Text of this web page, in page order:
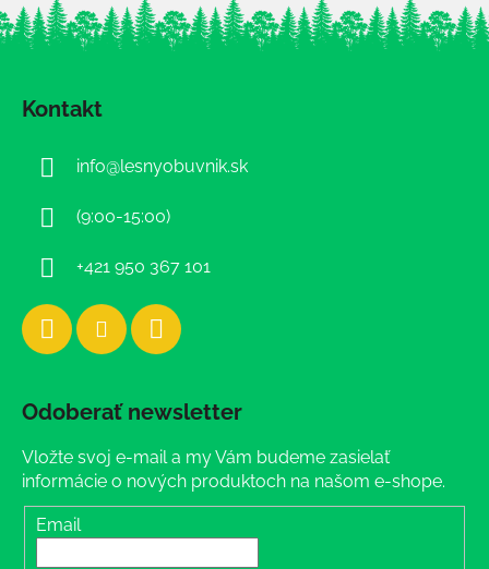
Kontakt
info@lesnyobuvnik.sk
(9:00-15:00)
+421 950 367 101
Odoberať newsletter
Vložte svoj e-mail a my Vám budeme zasielať
informácie o nových produktoch na našom e-shope.
Email